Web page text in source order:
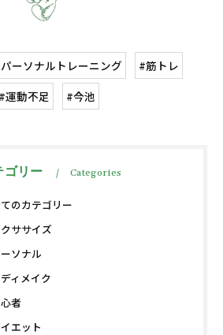
ーソナルトレーニング
#筋トレ
#運動不足
#今池
ゴリー Categories
のカテゴリー
ササイズ
ソナル
ィメイク
者
エット